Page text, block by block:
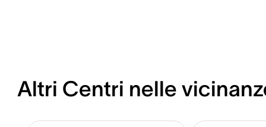
Altri Centri nelle